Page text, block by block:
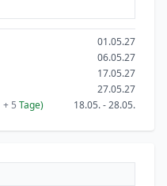
01.05.27
06.05.27
17.05.27
27.05.27
+ 5 Tage) 18.05. - 28.05.